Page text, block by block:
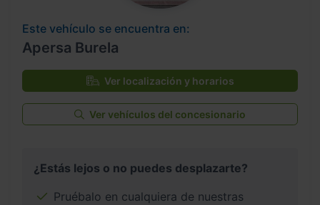
Este vehículo se encuentra en:
Apersa Burela
Ver localización y horarios
Ver vehículos del concesionario
¿Estás lejos o no puedes desplazarte?
Pruébalo en cualquiera de nuestras